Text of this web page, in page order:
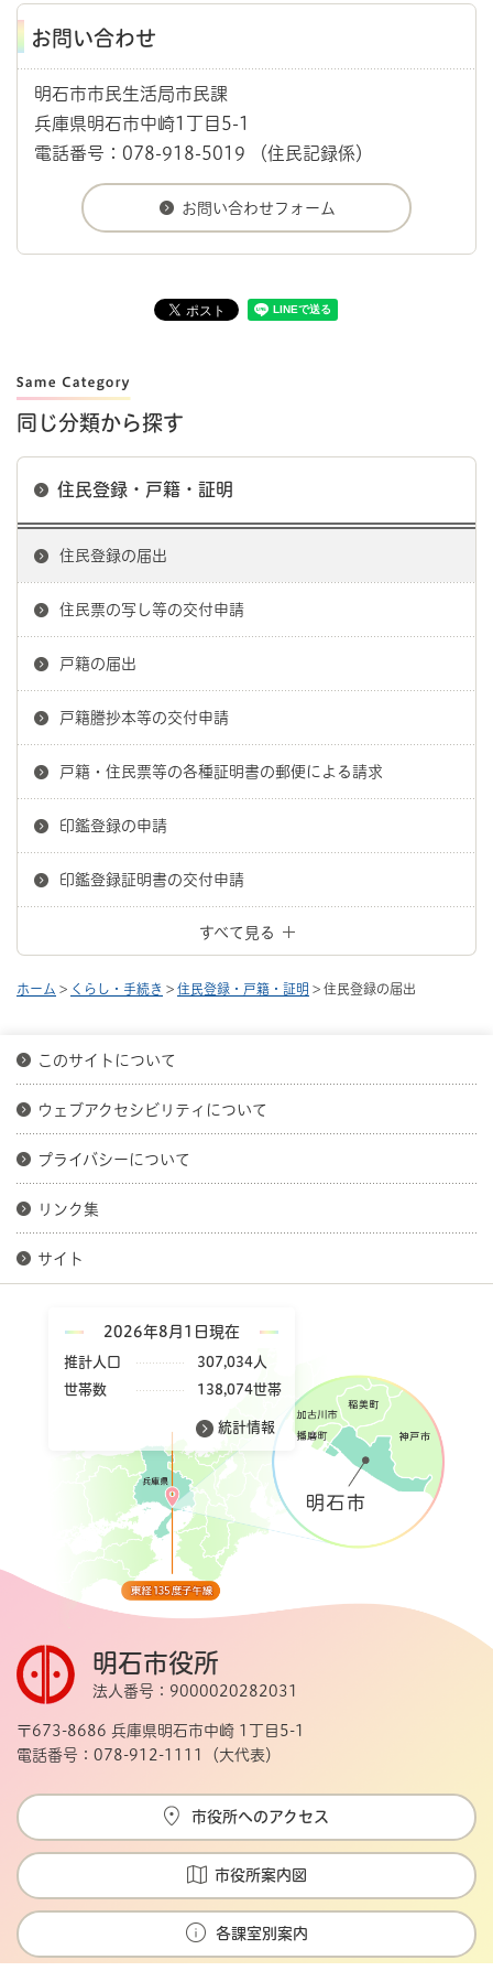
お問い合わせ
明石市市民生活局市民課
兵庫県明石市中崎1丁目5-1
電話番号：078-918-5019 （住民記録係）
同じ分類から探す
住民登録・戸籍・証明
住民登録の届出
住民票の写し等の交付申請
戸籍の届出
戸籍謄抄本等の交付申請
戸籍・住民票等の各種証明書の郵便による請求
印鑑登録の申請
印鑑登録証明書の交付申請
すべて見る
ホーム > くらし・手続き > 住民登録・戸籍・証明 > 住民登録の届出
このサイトについて
ウェブアクセシビリティについて
プライバシーについて
リンク集
サイト
2026年8月1日現在
推計人口
307,034人
世帯数
138,074世帯
統計情報
明石市役所
法人番号：9000020282031
〒673-8686 兵庫県明石市中崎 1丁目5-1
電話番号：078-912-1111（大代表）
市役所へのアクセス
市役所案内図
各課室別案内